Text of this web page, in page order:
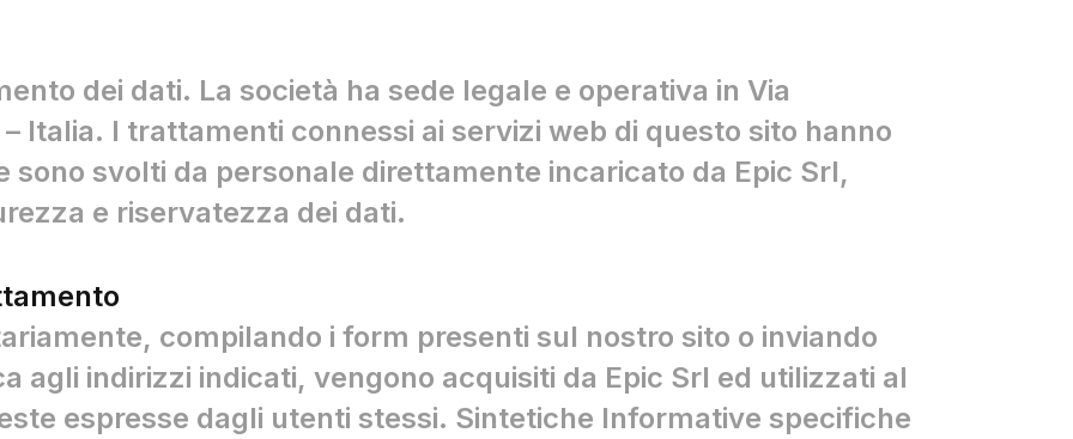
dei dati. La società ha sede legale e operativa in Via
Italia. I trattamenti connessi ai servizi web di questo sito hanno
sono svolti da personale direttamente incaricato da Epic Srl,
e riservatezza dei dati.
compilando i form presenti sul nostro sito o inviando
agli indirizzi indicati, vengono acquisiti da Epic Srl ed utilizzati al
espresse dagli utenti stessi. Sintetiche Informative specifiche